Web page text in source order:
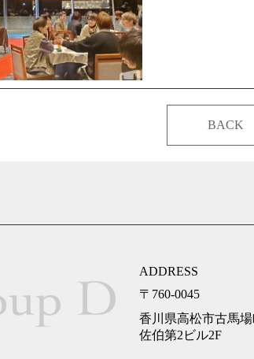
BACK
ADDRESS
〒760-0045
香川県高松市古馬場
佐伯第2ビル2F